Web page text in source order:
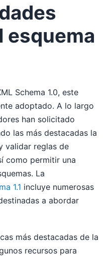
esquema
Schema 1.0, este
adoptado. A lo largo
han solicitado
las más destacadas la
validar reglas de
como permitir una
La
1.1 incluye numerosas
a abordar
más destacadas de la
recursos para